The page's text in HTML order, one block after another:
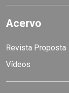
Acervo
Revista Proposta
Vídeos